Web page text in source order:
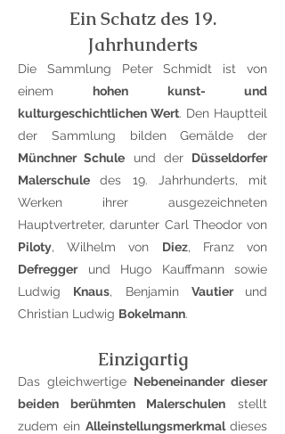
Ein Schatz des 19.
Jahrhunderts
Die Sammlung Peter Schmidt ist von
einem hohen kunst- und
kulturgeschichtlichen Wert. Den Hauptteil
der Sammlung bilden Gemälde der
Münchner Schule und der Düsseldorfer
Malerschuledes 19. Jahrhunderts, mit
Werken ihrer ausgezeichneten
Hauptvertreter, darunter Carl Theodor von
Piloty, Wilhelm von Diez, Franz von
Defreggerund Hugo Kauffmann sowie
Ludwig Knaus, Benjamin Vautier und
Christian Ludwig Bokelmann.
Einzigartig
Das gleichwertige Nebeneinander dieser
beiden berühmten Malerschulen stellt
zudem ein Alleinstellungsmerkmal dieses